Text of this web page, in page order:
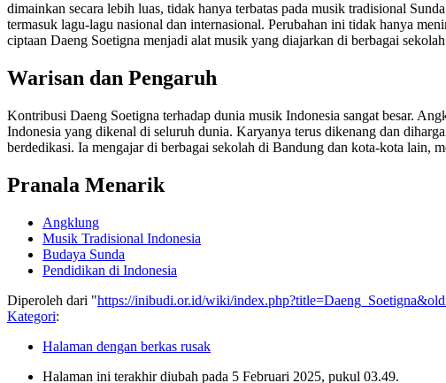
dimainkan secara lebih luas, tidak hanya terbatas pada musik tradisional
termasuk lagu-lagu nasional dan internasional. Perubahan ini tidak hanya
ciptaan Daeng Soetigna menjadi alat musik yang diajarkan di berbagai
Warisan dan Pengaruh
Kontribusi Daeng Soetigna terhadap dunia musik Indonesia sangat besar.
Indonesia yang dikenal di seluruh dunia. Karyanya terus dikenang dan
berdedikasi. Ia mengajar di berbagai sekolah di Bandung dan kota-kota lain,
Pranala Menarik
Angklung
Musik Tradisional Indonesia
Budaya Sunda
Pendidikan di Indonesia
Diperoleh dari "https://inibudi.or.id/wiki/
Kategori:
Halaman dengan berkas rusak
Halaman ini terakhir diubah pada 5 Februari 2025, pukul 03.49.